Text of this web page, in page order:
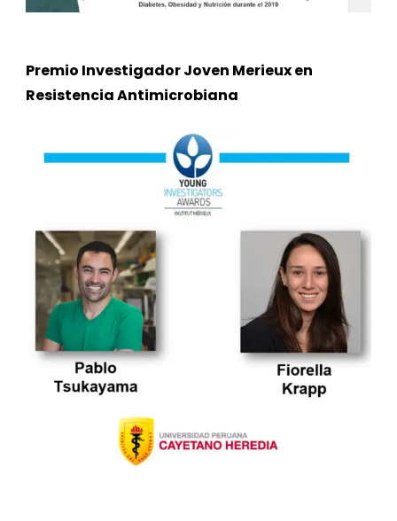
Premio Investigador Joven Merieux en
Resistencia Antimicrobiana